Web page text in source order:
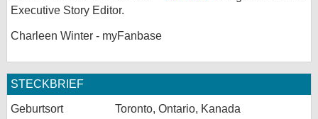
Executive Story Editor.
Charleen Winter - myFanbase
STECKBRIEF
Geburtsort Toronto, Ontario, Kanada
Forum
bei X
bei Facebook